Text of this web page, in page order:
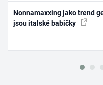
Nonnamaxxing jako trend
jsou italské babičky